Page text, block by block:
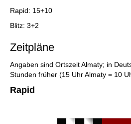
Rapid: 15+10
Blitz: 3+2
Zeitpläne
Angaben sind Ortszeit Almaty; in
Stunden früher (15 Uhr Almaty = 10
Rapid